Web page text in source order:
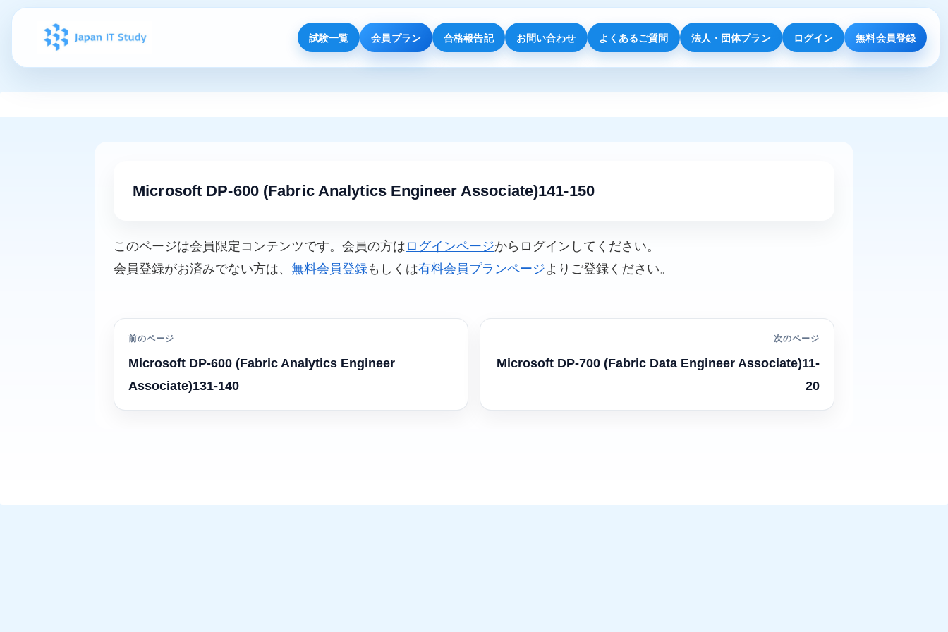
試験一覧 会員プラン 合格報告記 お問い合わせ よくあるご質問 法人・団体プラン ログイン 無料会員登録
Microsoft DP-600 (Fabric Analytics Engineer Associate)141-150
このページは会員限定コンテンツです。会員の方は ログインページからログインしてください。
会員登録がお済みでない方は、無料会員登録もしくは有料会員プランページよりご登録ください。
前のページ
Microsoft DP-600 (Fabric Analytics Engineer
Associate)131-140
次のページ
Microsoft DP-700 (Fabric Data Engineer Associate)11-
20